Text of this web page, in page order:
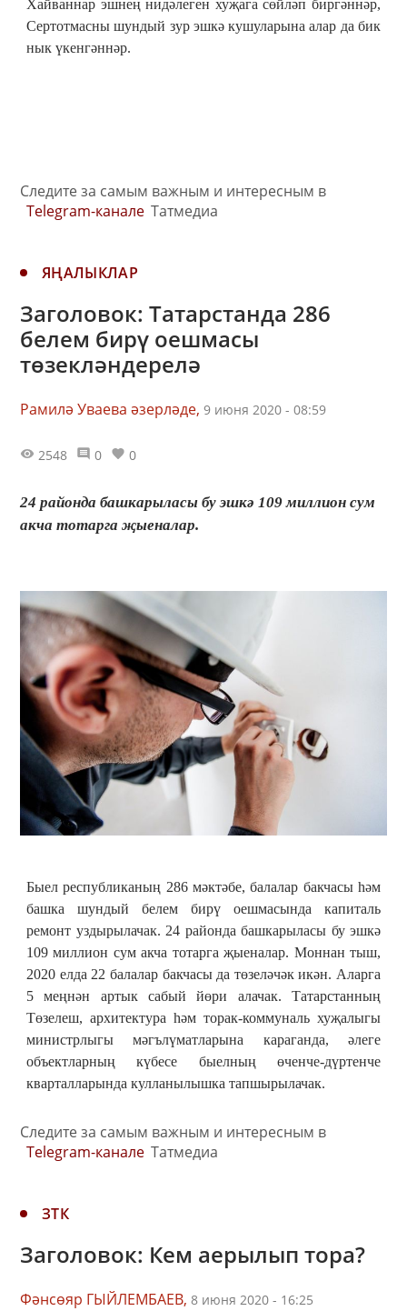
Хайваннар эшнең нидәлеген хуҗага сөйләп биргәннәр,
Сертотмасны шундый зур эшкә кушуларына алар да бик
нык үкенгәннәр.
Следите за самым важным и интересным в
Telegram-канале Татмедиа
ЯҢАЛЫКЛАР
Заголовок: Татарстанда 286
белем бирү оешмасы
төзекләндерелә
Рамилә Уваева әзерләде, 9 июня 2020 - 08:59
2548 0 0
24 районда башкарыласы бу эшкә 109 миллион сум
акча тотарга җыеналар.
Быел республиканың 286 мәктәбе, балалар бакчасы һәм
башка шундый белем бирү оешмасында капиталь
ремонт уздырылачак. 24 районда башкарыласы бу эшкә
109 миллион сум акча тотарга җыеналар. Моннан тыш,
2020 елда 22 балалар бакчасы да төзеләчәк икән. Аларга
5 меңнән артык сабый йөри алачак. Татарстанның
Төзелеш, архитектура һәм торак-коммуналь хуҗалыгы
министрлыгы мәгълүматларына караганда, әлеге
объектларның күбесе быелның өченче-дүртенче
кварталларында кулланылышка тапшырылачак.
Следите за самым важным и интересным в
Telegram-канале Татмедиа
ЗТК
Заголовок: Кем аерылып тора?
Фәнсөяр ГЫЙЛЕМБАЕВ, 8 июня 2020 - 16:25